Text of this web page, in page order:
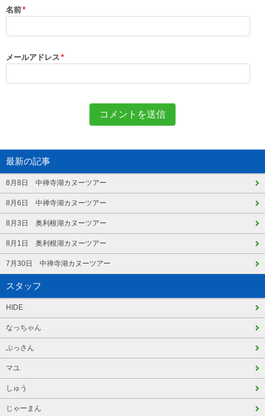
名前*
メールアドレス *
最新の記事
8月8日 中禅寺湖カヌーツアー
8月6日 中禅寺湖カヌーツアー
8月3日 奥利根湖カヌーツアー
8月1日 奥利根湖カヌーツアー
7月30日 中禅寺湖カヌーツアー
スタッフ
HIDE
なっちゃん
ぶっさん
マユ
しゅう
じゃーまん